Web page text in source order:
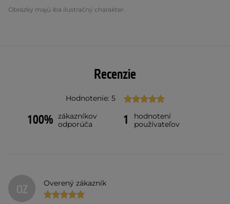
Obrázky majú iba ilustračný charakter.
Recenzie
Hodnotenie: 5
100% zákazníkov
odporúča
1
hodnotení
používateľov
OZ Overený zákazník